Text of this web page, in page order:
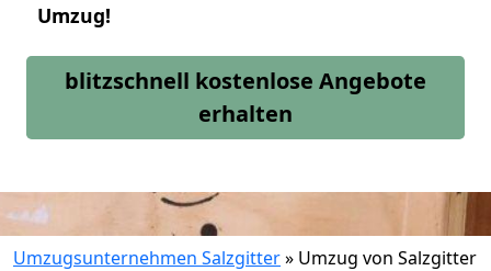
Umzug!
blitzschnell kostenlose Angebote
erhalten
Umzugsunternehmen Salzgitter» Umzug von Salzgitter